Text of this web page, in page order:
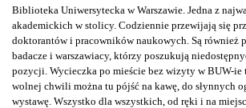
Biblioteka Uniwersytecka w Warszawie. Jedna z
akademickich w stolicy. Codziennie przewijają się
doktorantów i pracowników naukowych. Są również
badacze i warszawiacy, którzy poszukują
pozycji. Wycieczka po mieście bez wizyty w BUW-ie
wolnej chwili można tu pójść na kawę, do słynnych
wystawę. Wszystko dla wszystkich, od ręki i na